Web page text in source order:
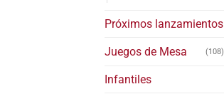
Próximos lanzamientos
Juegos de Mesa (108)
Infantiles